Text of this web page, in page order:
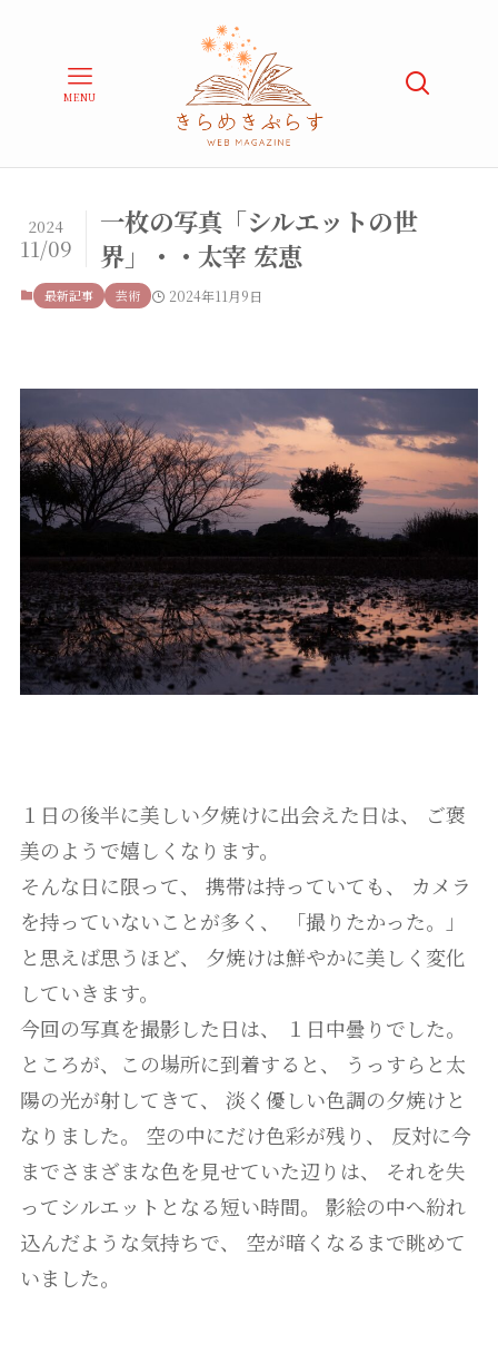
MENU
一枚の写真「シルエットの世
界」・・太宰 宏恵
2024
11/09
最新記事 芸術 2024年11月9日
１日の後半に美しい夕焼けに出会えた日は、 ご褒
美のようで嬉しくなります。
そんな日に限って、 携帯は持っていても、 カメラ
を持っていないことが多く、 「撮りたかった。」
と思えば思うほど、 夕焼けは鮮やかに美しく変化
していきます。
今回の写真を撮影した日は、 １日中曇りでした。
ところが、この場所に到着すると、 うっすらと太
陽の光が射してきて、 淡く優しい色調の夕焼けと
なりました。 空の中にだけ色彩が残り、 反対に今
までさまざまな色を見せていた辺りは、 それを失
ってシルエットとなる短い時間。 影絵の中へ紛れ
込んだような気持ちで、 空が暗くなるまで眺めて
いました。